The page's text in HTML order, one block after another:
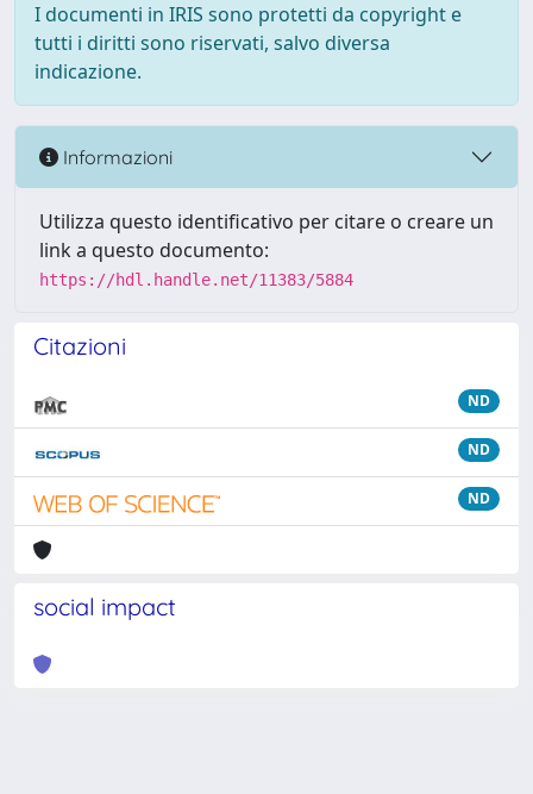
I documenti in IRIS sono protetti da copyright e
tutti i diritti sono riservati, salvo diversa
indicazione.
Informazioni
Utilizza questo identificativo per citare o creare un
link a questo documento:
https://hdl.handle.net/11383/5884
Citazioni
ND
ND
ND
social impact